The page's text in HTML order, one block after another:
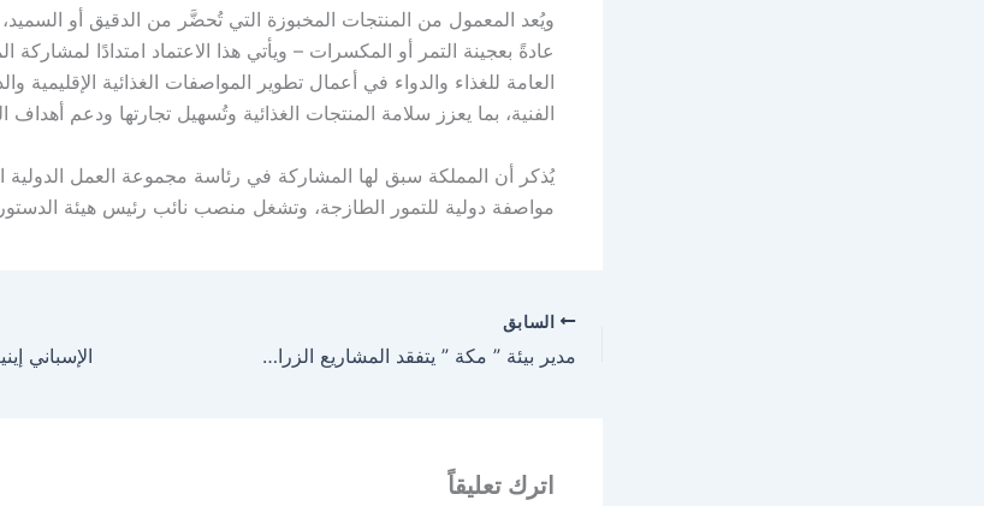
ويُعد المعمول من المنتجات المخبوزة التي تُحضَّر من الدقيق أو
عادةً بعجينة التمر أو المكسرات – ويأتي هذا الاعتماد امتدادًا لمشاركة
العامة للغذاء والدواء في أعمال تطوير المواصفات الغذائية الإقليمية
الفنية، بما يعزز سلامة المنتجات الغذائية وتُسهيل تجارتها ودعم
يُذكر أن المملكة سبق لها المشاركة في رئاسة مجموعة العمل الدولية
مواصفة دولية للتمور الطازجة، وتشغل منصب نائب رئيس هيئة الدستور
السابق
‏مدير بيئة ” مكة ” يتفقد المشاريع الزراعية في ميسان
اترك تعليقاً